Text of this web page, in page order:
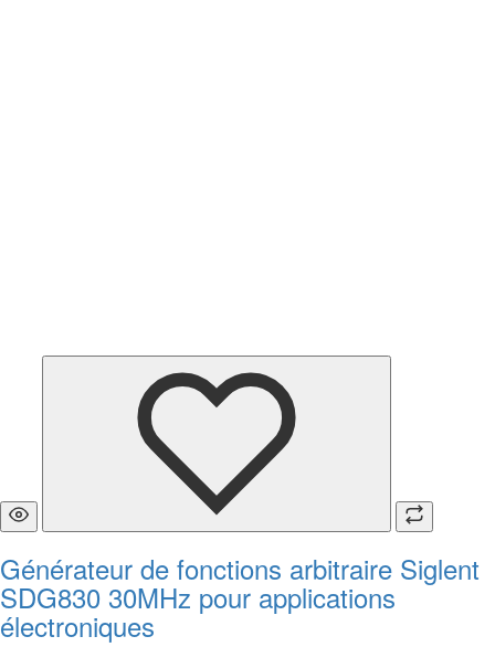
Générateur de fonctions arbitraire Siglent
SDG830 30MHz pour applications
électroniques